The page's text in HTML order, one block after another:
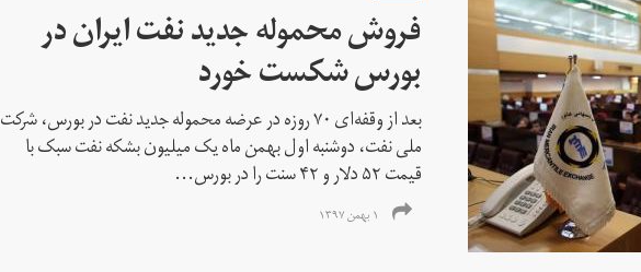
فروش محموله جدید نفت ایران در
بورس شکست خورد
بعد از وقفه‌ای ۷۰ روزه در عرضه محموله جدید نفت در بورس، شرکت
ملی نفت، دوشنبه اول بهمن ماه یک میلیون بشکه نفت سبک با
قیمت ۵۲ دلار و ۴۲ سنت را در بورس...
۱ بهمن ۱۳۹۷